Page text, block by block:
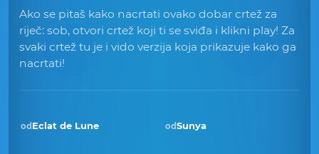
Ako se pitaš kako nacrtati ovako dobar crtež za
riječ: sob, otvori crtež koji ti se sviđa i klikni play! Za
svaki crtež tu je i vido verzija koja prikazuje kako ga
nacrtati!
Pobjednik · pro 2025
od Eclat de Lune odSunya